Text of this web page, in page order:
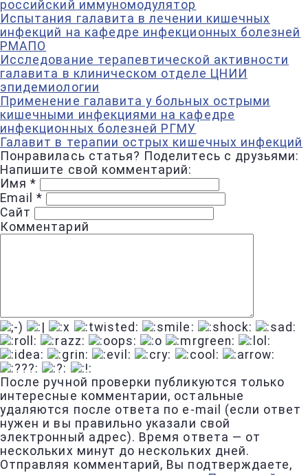
российский иммуномодулятор
Испытания галавита в лечении кишечных
инфекций на кафедре инфекционных болезней
РМАПО
Исследование терапевтической активности
галавита в клиническом отделе ЦНИИ
эпидемиологии
Применение галавита у больных острыми
кишечными инфекциями на кафедре
инфекционных болезней РГМУ
Галавит в терапии острых кишечных инфекций
Понравилась статья? Поделитесь с друзьями:
Напишите свой комментарий:
Имя*
Email*
Сайт
Комментарий
После ручной проверки публикуются только
интересные комментарии, остальные
удаляются после ответа по e-mail (если ответ
нужен и вы правильно указали свой
электронный адрес). Время ответа — от
нескольких минут до нескольких дней.
Отправляя комментарий, Вы подтверждаете,